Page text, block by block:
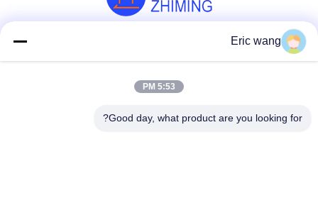
اتصل سريعًا
Eric wang
5:53 PM
Good day, what product are you looking for?